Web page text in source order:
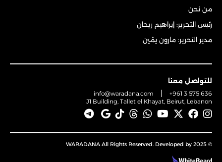
من نحن
رئيس التحرير: إبراهيم ريحان
مدير التحرير: مارون يمّين
للتواصل معنا
info@waradana.com
+961 3 575 636
J1 Building, Tallet el Khayat, Beirut, Lebanon
© 2025 WARADANA All Rights Reserved. Developed by